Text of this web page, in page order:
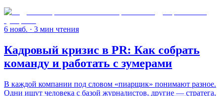
6 нояб. · 3 мин чтения
Кадровый кризис в PR: Как собрать
команду и работать с зумерами
В каждой компании под словом «пиарщик» понимают разное.
Одни ищут человека с базой журналистов, другие — стратега,